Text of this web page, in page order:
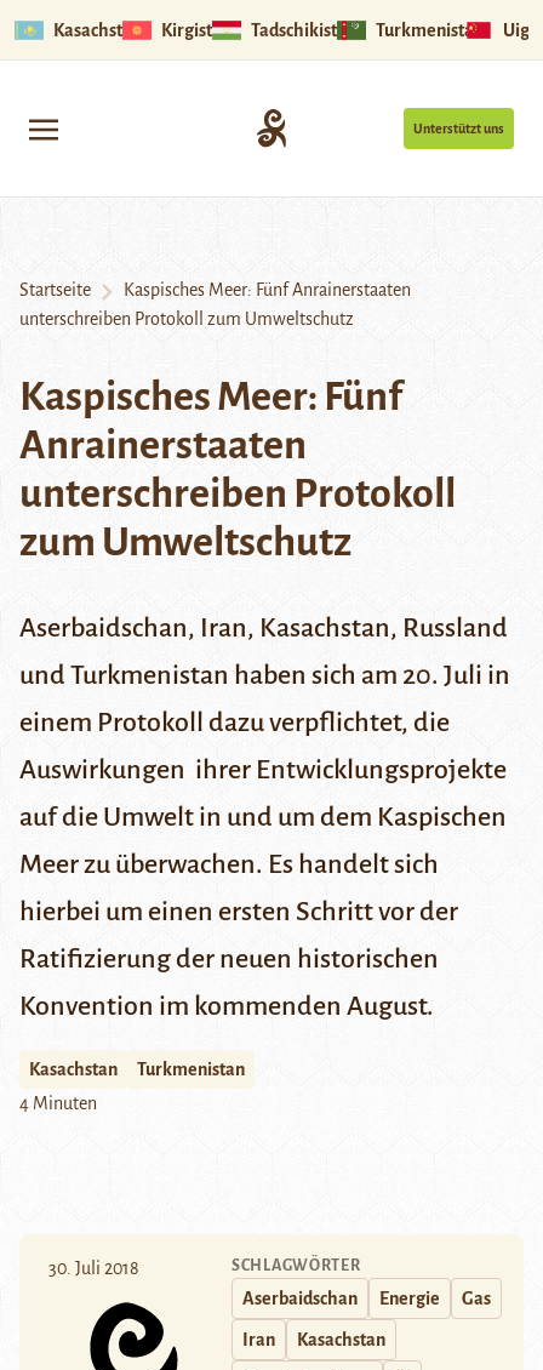
Kasachstan Kirgistan Tadschikistan Turkmenistan
Unterstützt uns
Startseite
Kaspisches Meer: Fünf Anrainerstaaten
unterschreiben Protokoll zum Umweltschutz
Kaspisches Meer: Fünf
Anrainerstaaten
unterschreiben Protokoll
zum Umweltschutz
Aserbaidschan, Iran, Kasachstan, Russland
und Turkmenistan haben sich am 20. Juli in
einem Protokoll dazu verpflichtet, die
Auswirkungen ihrer Entwicklungsprojekte
auf die Umwelt in und um dem Kaspischen
Meer zu überwachen. Es handelt sich
hierbei um einen ersten Schritt vor der
Ratifizierung der neuen historischen
Konvention im kommenden August.
Kasachstan
Turkmenistan
4 Minuten
30. Juli 2018 SCHLAGWÖRTER
Aserbaidschan Energie Gas
Iran Kasachstan